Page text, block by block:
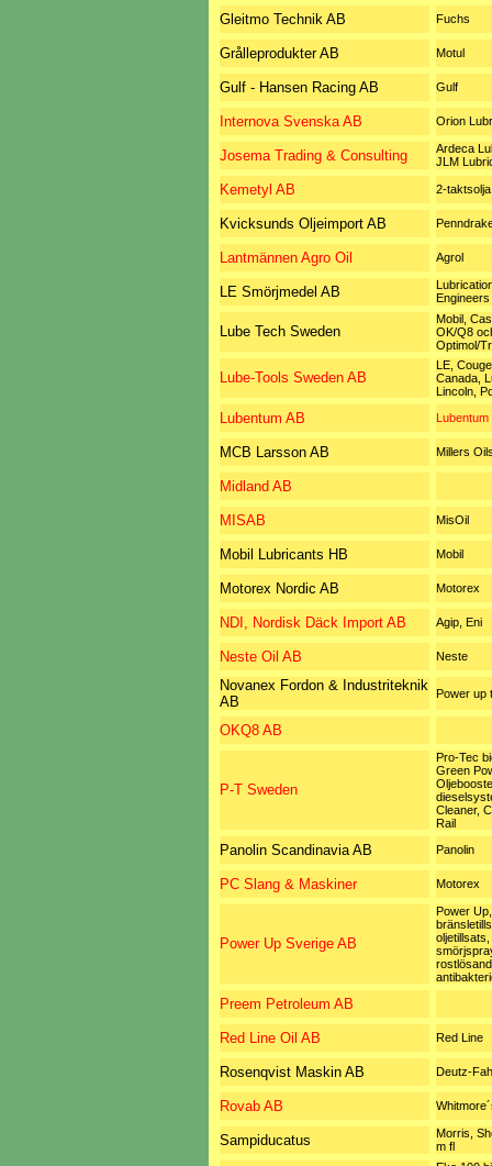
Gleitmo Technik AB Fuchs
Grålleprodukter AB Motul
Gulf - Hansen Racing AB Gulf
Internova Svenska AB Orion
Josema Trading & Consulting
Ardeca
JLM
Kemetyl AB 2-taktsolja
Kvicksunds Oljeimport AB
Lantmännen Agro Oil Agrol
LE Smörjmedel AB
Engineers
Lube Tech Sweden
Mobil,
OK/Q8
Optimol/
Lube-Tools Sweden AB
LE,
Canada,
Lincoln,
Lubentum AB Lubentum
MCB Larsson AB Millers
Midland AB
MISAB MisOil
Mobil Lubricants HB Mobil
Motorex Nordic AB Motorex
NDI, Nordisk Däck Import AB Agip, Eni
Neste Oil AB Neste
Novanex Fordon & Industriteknik
AB
Power up
OKQ8 AB
P-T Sweden
Pro-Tec
Green
Cleaner,
Rail
Panolin Scandinavia AB Panolin
PC Slang & Maskiner Motorex
Power Up Sverige AB
Power
oljetillsats,
Preem Petroleum AB
Red Line Oil AB Red Line
Rosenqvist Maskin AB Deutz-
Rovab AB
Sampiducatus
Morris,
m fl